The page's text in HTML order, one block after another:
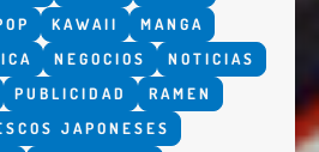
KAWAII
MANGA
NEGOCIOS
NOTICIAS
PUBLICIDAD
RAMEN
JAPONESES